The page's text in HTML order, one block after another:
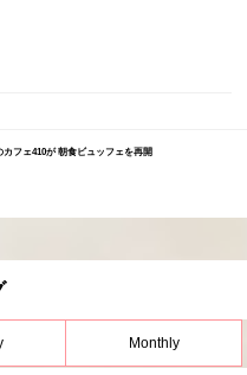
フェ410が 朝食ビュッフェを再開
Monthly